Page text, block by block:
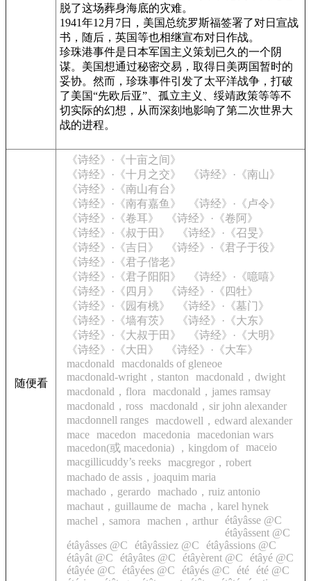
脱了这场葬身海底的灾难。
1941年12月7日，美国总统罗斯福签署了对日宣战
书，随后，英国等也相继宣布对日作战。
珍珠港事件是日本军国主义策划已久的一个阴
谋。美国想通过秘密交易，取得日美两国暂时的
妥协。然而，珍珠事件引发了太平洋战争，打破
了美国“先欧后亚”、孤立主义、绥靖政策等等不
切实际的幻想，从而深刻地影响了第二次世界大
战的进程。
随便看
《诗经》·《十亩之间》
《诗经》·《十月之交》
《诗经》·《南山》
《诗经》·《南山有台》
《诗经》·《南有嘉鱼》
《诗经》·《卢令》
《诗经》·《卷耳》
《诗经》·《卷阿》
《诗经》·《叔于田》
《诗经》·《召旻》
《诗经》·《吉日》
《诗经》·《君子于役》
《诗经》·《君子偕老》
《诗经》·《君子阳阳》
《诗经》·《噫嘻》
《诗经》·《四月》
《诗经》·《四牡》
《诗经》·《园有桃》
《诗经》·《墓门》
《诗经》·《墙有茨》
《诗经》·《大东》
《诗经》·《大叔于田》
《诗经》·《大明》
《诗经》·《大田》
《诗经》·《大车》
macdonald
macdonalds of gleneoe
macdonald-wright，stanton
macdonald，dwight
macdonald，flora
macdonald，james ramsay
macdonald，ross macdonald，sir john alexander
macdonnell ranges macdowell，edward alexander
mace macedon macedonia
macedonian wars
macedon(或 macedonia) ，kingdom of maceio
macgillicuddy’s reeks macgregor，robert
machado de assis，joaquim maria
machado，gerardo machado，ruiz antonio
machaut，guillaume de macha，karel hynek
machel，samora
machen，arthur étâyâsse @C
étâyâssent @C
étâyâsses @C
étâyâssiez @C
étâyâssions @C
étâyât @C
étâyâtes @C étâyèrent @C
étâyé @C
étâyée @C
étâyées @C étâyés @C été été @C